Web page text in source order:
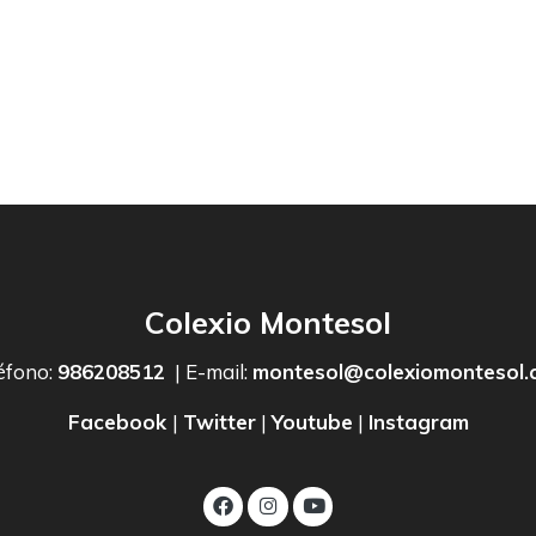
Colexio Montesol
986208512 | E-mail:
Facebook | Twitter |Youtube | Instagram